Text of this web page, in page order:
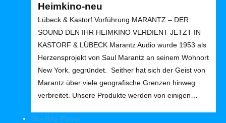
Heimkino-neu
Lübeck & Kastorf Vorführung MARANTZ – DER
SOUND DEN IHR HEIMKINO VERDIENT JETZT IN
KASTORF & LÜBECK Marantz Audio wurde 1953 als
Herzensprojekt von Saul Marantz an seinem Wohnort
New York. gegründet. Seither hat sich der Geist von
Marantz über viele geografische Grenzen hinweg
verbreitet. Unsere Produkte werden von einigen…
Blu-Ray Player